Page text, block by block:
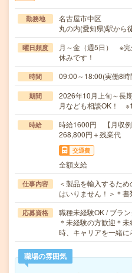
勤務地
名古屋市中区
丸の内(愛知県)駅から
曜日頻度
月～金（週5日） ※完
休みです！
時間 09:00～18:00(実働8
期間
2026年10月上旬～長
月なども相談OK！
時給
時給1600円 【月収例
268,800円＋残業代
交通費
全額支給
仕事内容
＜製品を輸入するた
はいりません！＞＊
応募資格
職種未経験OK / ブラ
＊未経験の方歓迎＊
時、キャリアを一緒
職場の雰囲気